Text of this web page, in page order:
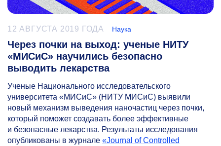
12 АВГУСТА 2019 ГОДА Наука
Через почки на выход: ученые НИТУ
«МИСиС» научились безопасно
выводить лекарства
Ученые Национального исследовательского
университета «МИСиС» (НИТУ МИСиС) выявили
новый механизм выведения наночастиц через почки,
который поможет создавать более эффективные
и безопасные лекарства. Результаты исследования
опубликованы в журнале «Journal of Controlled